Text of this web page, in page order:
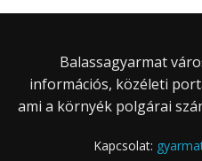
Balassagyarmat
információs, közéleti
ami a környék polgárai
Kapcsolat: